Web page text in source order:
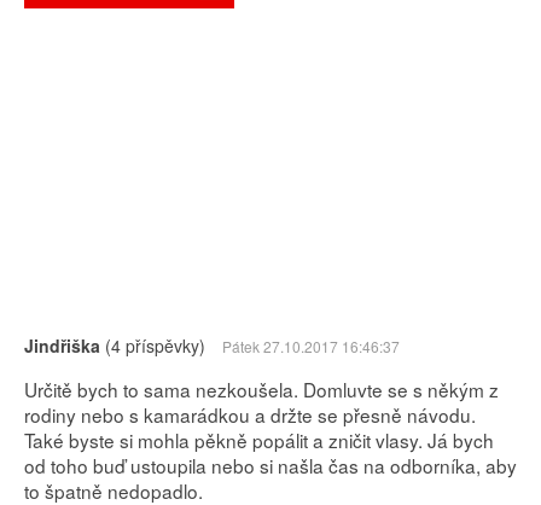
Jindřiška (4 příspěvky) Pátek 27.10.2017 16:46:37
Určitě bych to sama nezkoušela. Domluvte se s někým z
rodiny nebo s kamarádkou a držte se přesně návodu.
Také byste si mohla pěkně popálit a zničit vlasy. Já bych
od toho buď ustoupila nebo si našla čas na odborníka, aby
to špatně nedopadlo.